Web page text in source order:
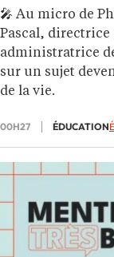
🎤 Au micro de
Pascal, directrice
administratrice
sur un sujet
de la vie.
00H27 ÉDUCATION